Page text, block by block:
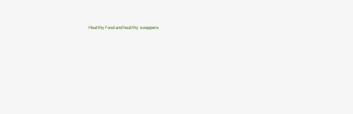
Healthy food and healthy swappers